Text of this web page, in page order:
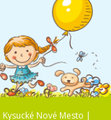
Nové Mesto |